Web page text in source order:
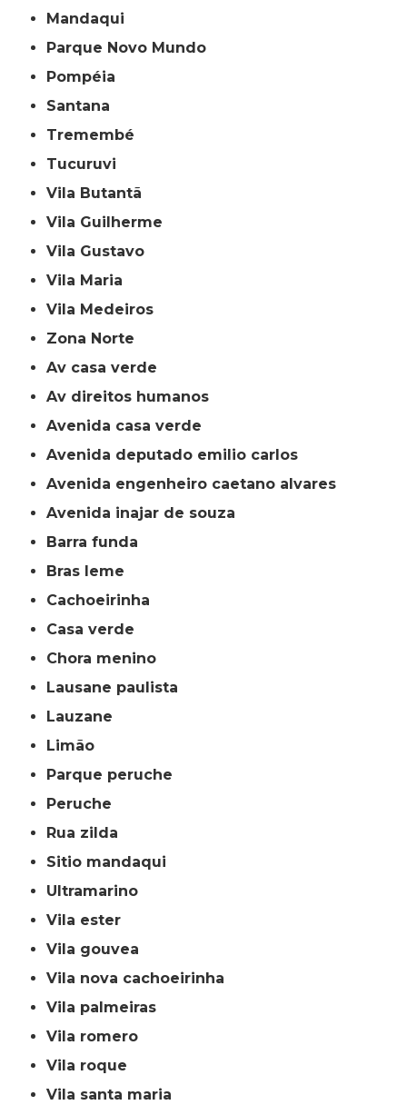
Mandaqui
Parque Novo Mundo
Pompéia
Santana
Tremembé
Tucuruvi
Vila Butantã
Vila Guilherme
Vila Gustavo
Vila Maria
Vila Medeiros
Zona Norte
av casa verde
av direitos humanos
avenida casa verde
avenida deputado emilio carlos
avenida engenheiro caetano alvares
avenida inajar de souza
barra funda
bras leme
cachoeirinha
casa verde
chora menino
lausane paulista
lauzane
limão
parque peruche
peruche
rua zilda
sitio mandaqui
ultramarino
vila ester
vila gouvea
vila nova cachoeirinha
vila palmeiras
vila romero
vila roque
vila santa maria